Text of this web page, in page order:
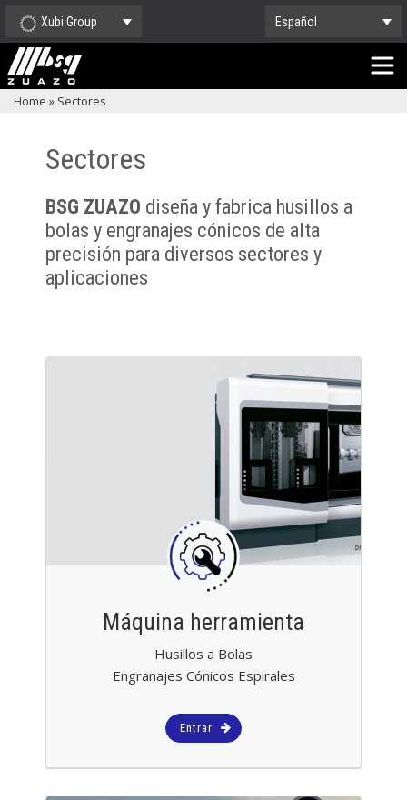
Xubi Group Español
Home » Sectores
Sectores
BSG ZUAZO diseña y fabrica husillos a
bolas y engranajes cónicos de alta
precisión para diversos sectores y
aplicaciones
Máquina herramienta
Husillos a Bolas
Engranajes Cónicos Espirales
Entrar